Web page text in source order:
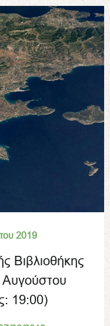
2019
Βιβλιοθήκης
19:00)